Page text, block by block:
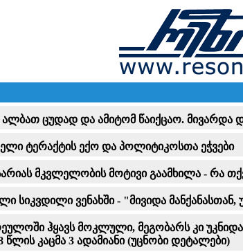
ცუდად და ამიტომ წაიქცაო.
ტერაქტის ექო და პოლიტიკოსთა ეჭვები
მკვლელობის მოტივი გაამხილა - რა
სიკვდილი ვენახში - "მივიდა
ჰყავს მოკლული, მეგობარს კი
კაცმა 3 ადამიანი (უცნობი დეტალები)